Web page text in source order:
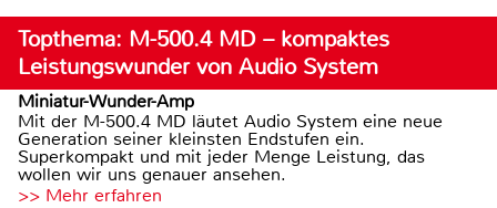
Topthema: M-500.4 MD – kompaktes
Leistungswunder von Audio System
Miniatur-Wunder-Amp
Mit der M-500.4 MD läutet Audio System eine neue
Generation seiner kleinsten Endstufen ein.
Superkompakt und mit jeder Menge Leistung, das
wollen wir uns genauer ansehen.
>> Mehr erfahren